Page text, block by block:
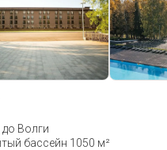
до Волги
бассейн 1050 м²